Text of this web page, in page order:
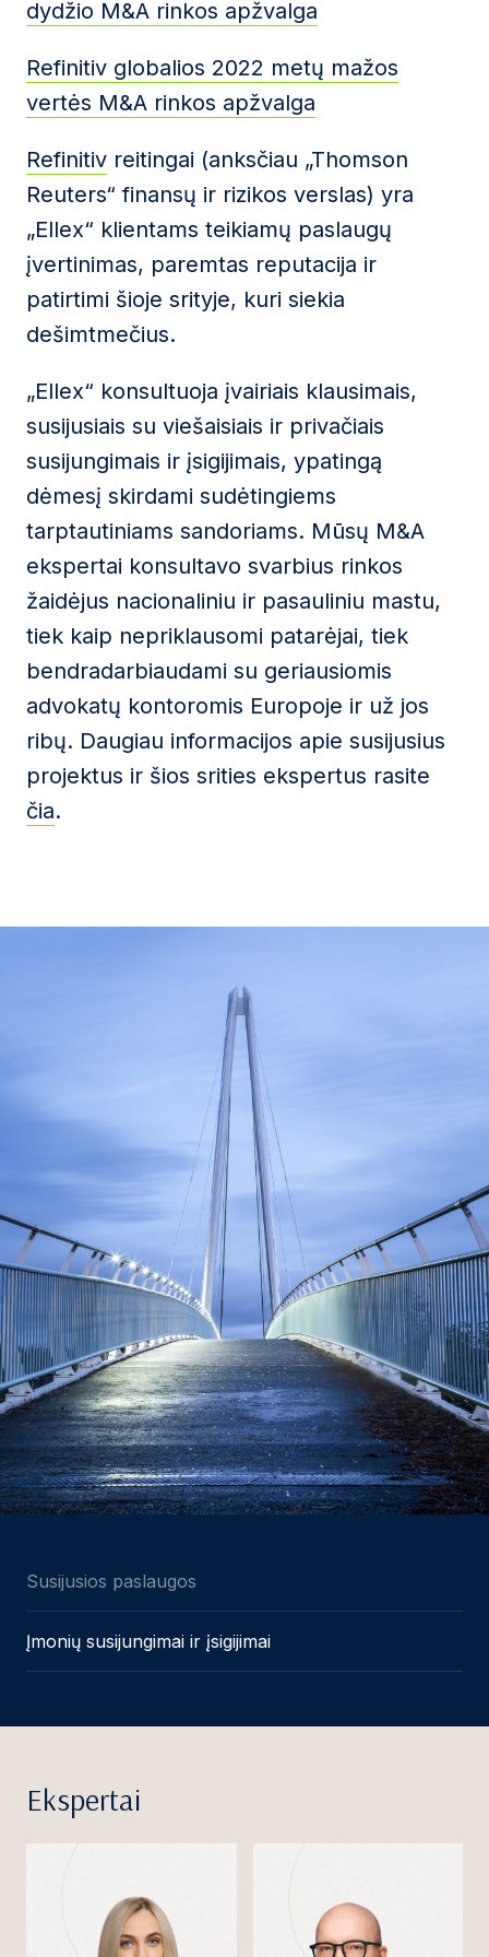
dydžio M&A rinkos apžvalga
Refinitiv globalios 2022 metų mažos
vertės M&A rinkos apžvalga
Refinitiv reitingai (anksčiau „Thomson
Reuters“ finansų ir rizikos verslas) yra
„Ellex“ klientams teikiamų paslaugų
įvertinimas, paremtas reputacija ir
patirtimi šioje srityje, kuri siekia
dešimtmečius.
„Ellex“ konsultuoja įvairiais klausimais,
susijusiais su viešaisiais ir privačiais
susijungimais ir įsigijimais, ypatingą
dėmesį skirdami sudėtingiems
tarptautiniams sandoriams. Mūsų M&A
ekspertai konsultavo svarbius rinkos
žaidėjus nacionaliniu ir pasauliniu mastu,
tiek kaip nepriklausomi patarėjai, tiek
bendradarbiaudami su geriausiomis
advokatų kontoromis Europoje ir už jos
ribų. Daugiau informacijos apie susijusius
projektus ir šios srities ekspertus rasite
čia.
Susijusios paslaugos
Įmonių susijungimai ir įsigijimai
Ekspertai